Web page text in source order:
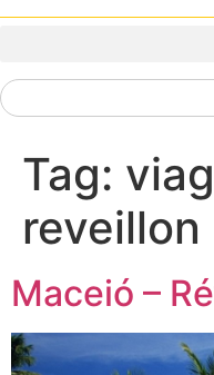
Tag:
reveillon
Maceió –